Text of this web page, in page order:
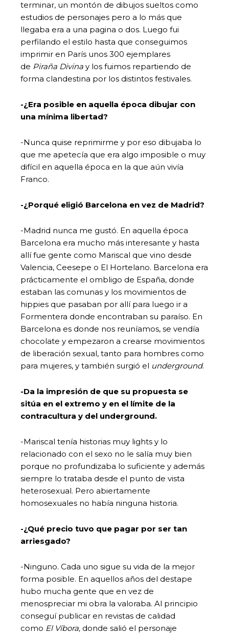
terminar, un montón de dibujos sueltos como
estudios de personajes pero a lo más que
llegaba era a una pagina o dos. Luego fui
perfilando el estilo hasta que conseguimos
imprimir en París unos 300 ejemplares
de Piraña Divina y los fuimos repartiendo de
forma clandestina por los distintos festivales.
-¿Era posible en aquella época dibujar con
una mínima libertad?
-Nunca quise reprimirme y por eso dibujaba lo
que me apetecía que era algo imposible o muy
difícil en aquella época en la que aún vivía
Franco.
-¿Porqué eligió Barcelona en vez de Madrid?
-Madrid nunca me gustó. En aquella época
Barcelona era mucho más interesante y hasta
allí fue gente como Mariscal que vino desde
Valencia, Ceesepe o El Hortelano. Barcelona era
prácticamente el ombligo de España, donde
estaban las comunas y los movimientos de
hippies que pasaban por allí para luego ir a
Formentera donde encontraban su paraíso. En
Barcelona es donde nos reuníamos, se vendía
chocolate y empezaron a crearse movimientos
de liberación sexual, tanto para hombres como
para mujeres, y también surgió el underground.
-Da la impresión de que su propuesta se
sitúa en el extremo y en el límite de la
contracultura y del underground.
-Mariscal tenía historias muy lights y lo
relacionado con el sexo no le salía muy bien
porque no profundizaba lo suficiente y además
siempre lo trataba desde el punto de vista
heterosexual. Pero abiertamente
homosexuales no había ninguna historia.
-¿Qué precio tuvo que pagar por ser tan
arriesgado?
-Ninguno. Cada uno sigue su vida de la mejor
forma posible. En aquellos años del destape
hubo mucha gente que en vez de
menospreciar mi obra la valoraba. Al principio
conseguí publicar en revistas de calidad
como El Víbora, donde salió el personaje